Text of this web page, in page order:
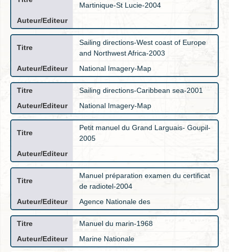
Martinique-St Lucie-2004
Sailing directions-West coast of Europe
and Northwest Africa-2003
National Imagery-Map
Sailing directions-Caribbean sea-2001
National Imagery-Map
Petit manuel du Grand Larguais- Goupil-
2005
Manuel préparation examen du certificat
de radiotel-2004
Agence Nationale des
Manuel du marin-1968
Marine Nationale